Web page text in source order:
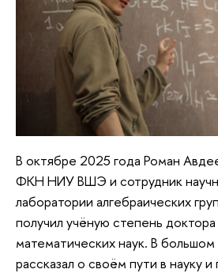
В октябре 2025 года Роман
ФКН НИУ ВШЭ и сотрудник
лаборатории алгебраических
получил учёную степень
математических наук. В
рассказал о своём пути в науку